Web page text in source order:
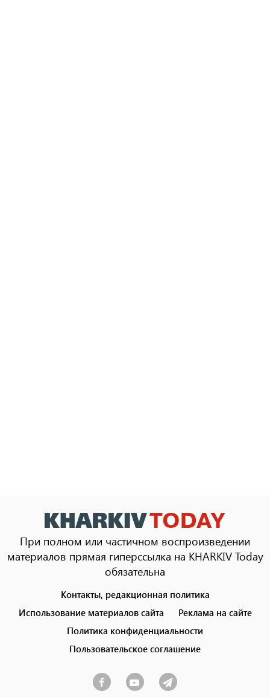
При полном или частичном воспроизведении
материалов прямая гиперссылка на KHARKIV Today
обязательна
menu
Контакты, редакционная политика
Использование материалов сайта
Реклама на сайте
Политика конфиденциальности
Пользовательское соглашение